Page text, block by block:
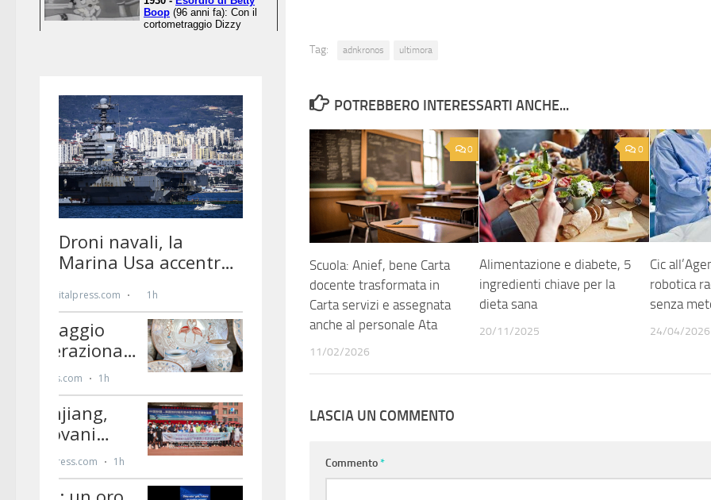
Tag: adnkronos ultimora
POTREBBERO INTERESSARTI ANCHE...
0
Scuola: Anief, bene Carta
docente trasformata in
Carta servizi e assegnata
anche al personale Ata
11/02/2026
0
Alimentazione e diabete, 5
ingredienti chiave per la
dieta sana
20/11/2025
Cic
robotica
senza
24/04/2026
LASCIA UN COMMENTO
Commento*